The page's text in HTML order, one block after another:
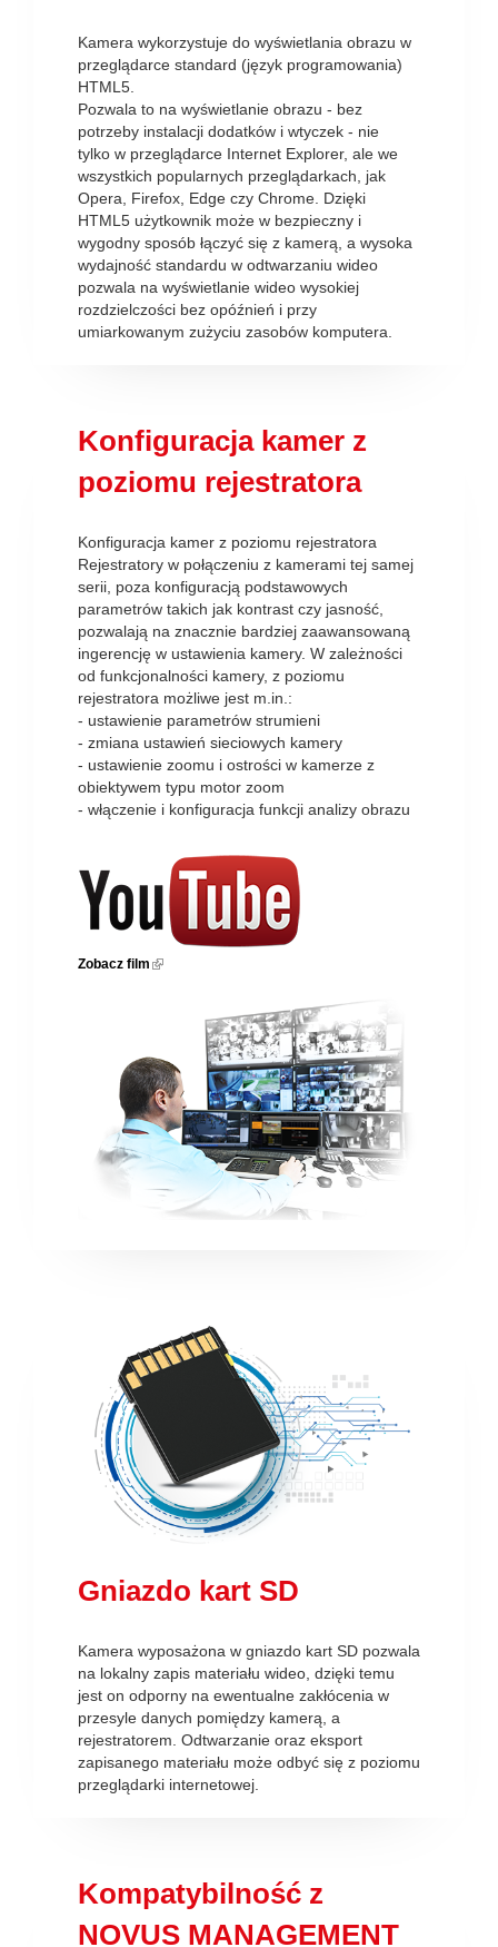
Kamera wykorzystuje do wyświetlania obrazu w
przeglądarce standard (język programowania)
HTML5.
Pozwala to na wyświetlanie obrazu - bez
potrzeby instalacji dodatków i wtyczek - nie
tylko w przeglądarce Internet Explorer, ale we
wszystkich popularnych przeglądarkach, jak
Opera, Firefox, Edge czy Chrome. Dzięki
HTML5 użytkownik może w bezpieczny i
wygodny sposób łączyć się z kamerą, a wysoka
wydajność standardu w odtwarzaniu wideo
pozwala na wyświetlanie wideo wysokiej
rozdzielczości bez opóźnień i przy
umiarkowanym zużyciu zasobów komputera.
Konfiguracja kamer z
poziomu rejestratora
Konfiguracja kamer z poziomu rejestratora
Rejestratory w połączeniu z kamerami tej samej
serii, poza konfiguracją podstawowych
parametrów takich jak kontrast czy jasność,
pozwalają na znacznie bardziej zaawansowaną
ingerencję w ustawienia kamery. W zależności
od funkcjonalności kamery, z poziomu
rejestratora możliwe jest m.in.:
- ustawienie parametrów strumieni
- zmiana ustawień sieciowych kamery
- ustawienie zoomu i ostrości w kamerze z
obiektywem typu motor zoom
- włączenie i konfiguracja funkcji analizy obrazu
Zobacz film (link is external)
Gniazdo kart SD
Kamera wyposażona w gniazdo kart SD pozwala
na lokalny zapis materiału wideo, dzięki temu
jest on odporny na ewentualne zakłócenia w
przesyle danych pomiędzy kamerą, a
rejestratorem. Odtwarzanie oraz eksport
zapisanego materiału może odbyć się z poziomu
przeglądarki internetowej.
Kompatybilność z
NOVUS MANAGEMENT